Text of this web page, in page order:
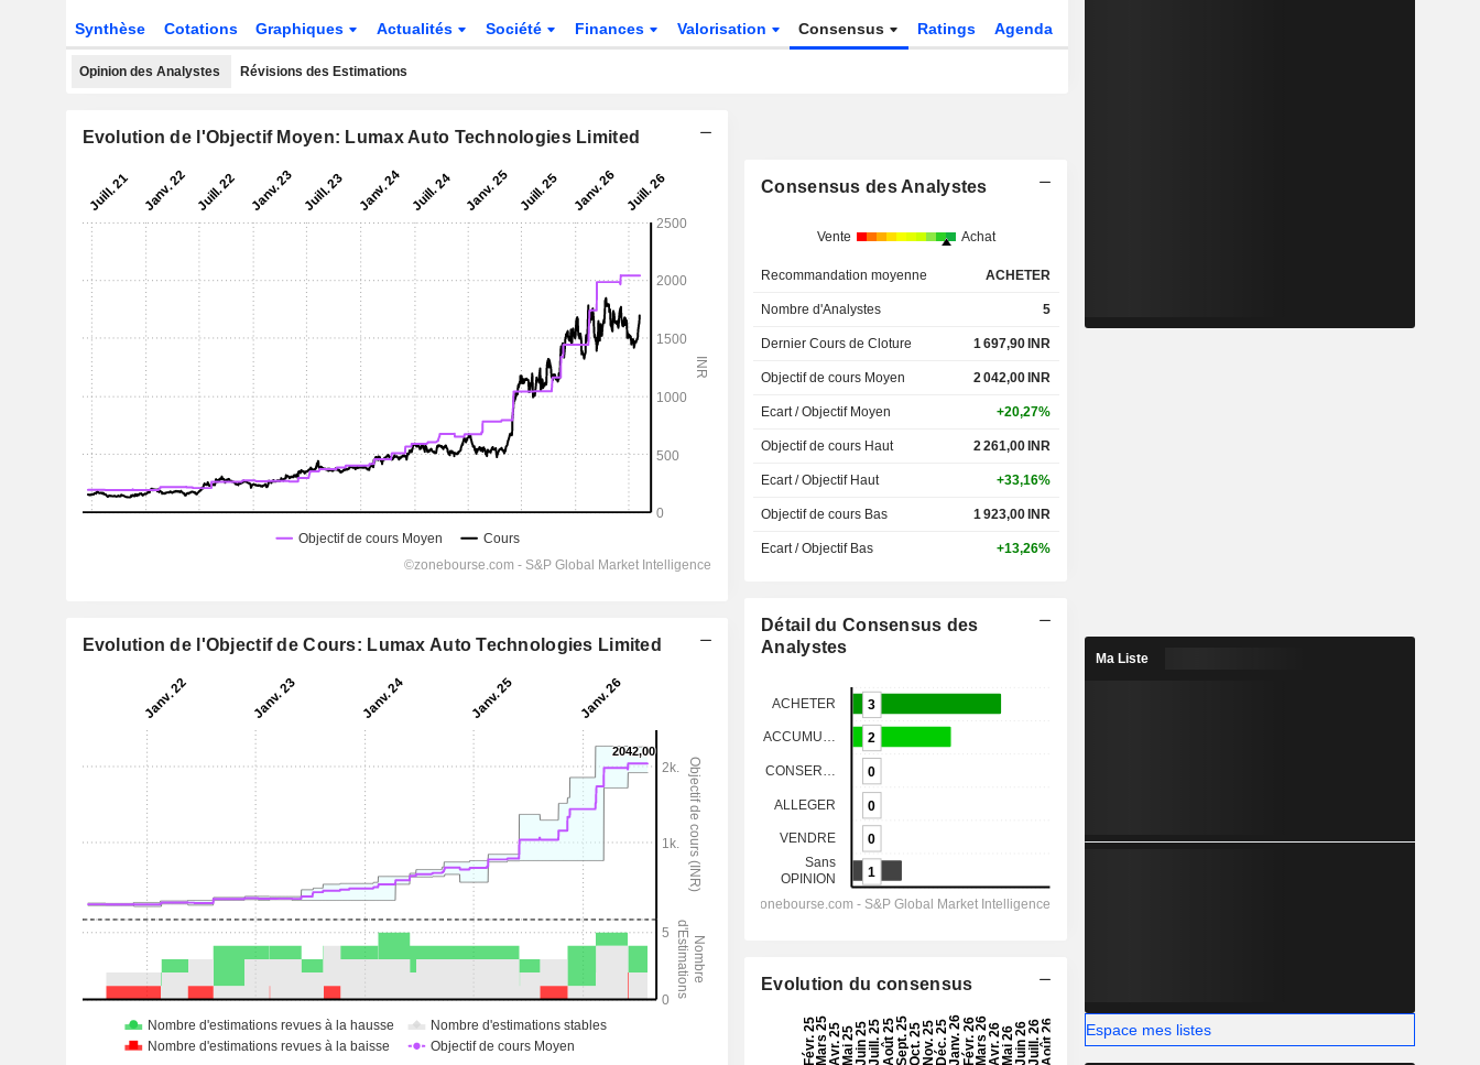
Synthèse Cotations Graphiques Actualités Société Finances Valorisation Consensus Ratings Agenda
Opinion des Analystes Révisions des Estimations
Evolution de l'Objectif Moyen: Lumax Auto Technologies Limited
Evolution de l'Objectif de Cours: Lumax Auto Technologies Limited
Consensus des Analystes
Vente Achat
Recommandation moyenne ACHETER
Nombre d'Analystes 5
Dernier Cours de Cloture 1 697,90 INR
Objectif de cours Moyen 2 042,00 INR
Ecart / Objectif Moyen +20,27%
Objectif de cours Haut 2 261,00 INR
Ecart / Objectif Haut +33,16%
Objectif de cours Bas 1 923,00 INR
Ecart / Objectif Bas +13,26%
Détail du Consensus des
Analystes
Evolution du consensus
Ma Liste
Espace mes listes